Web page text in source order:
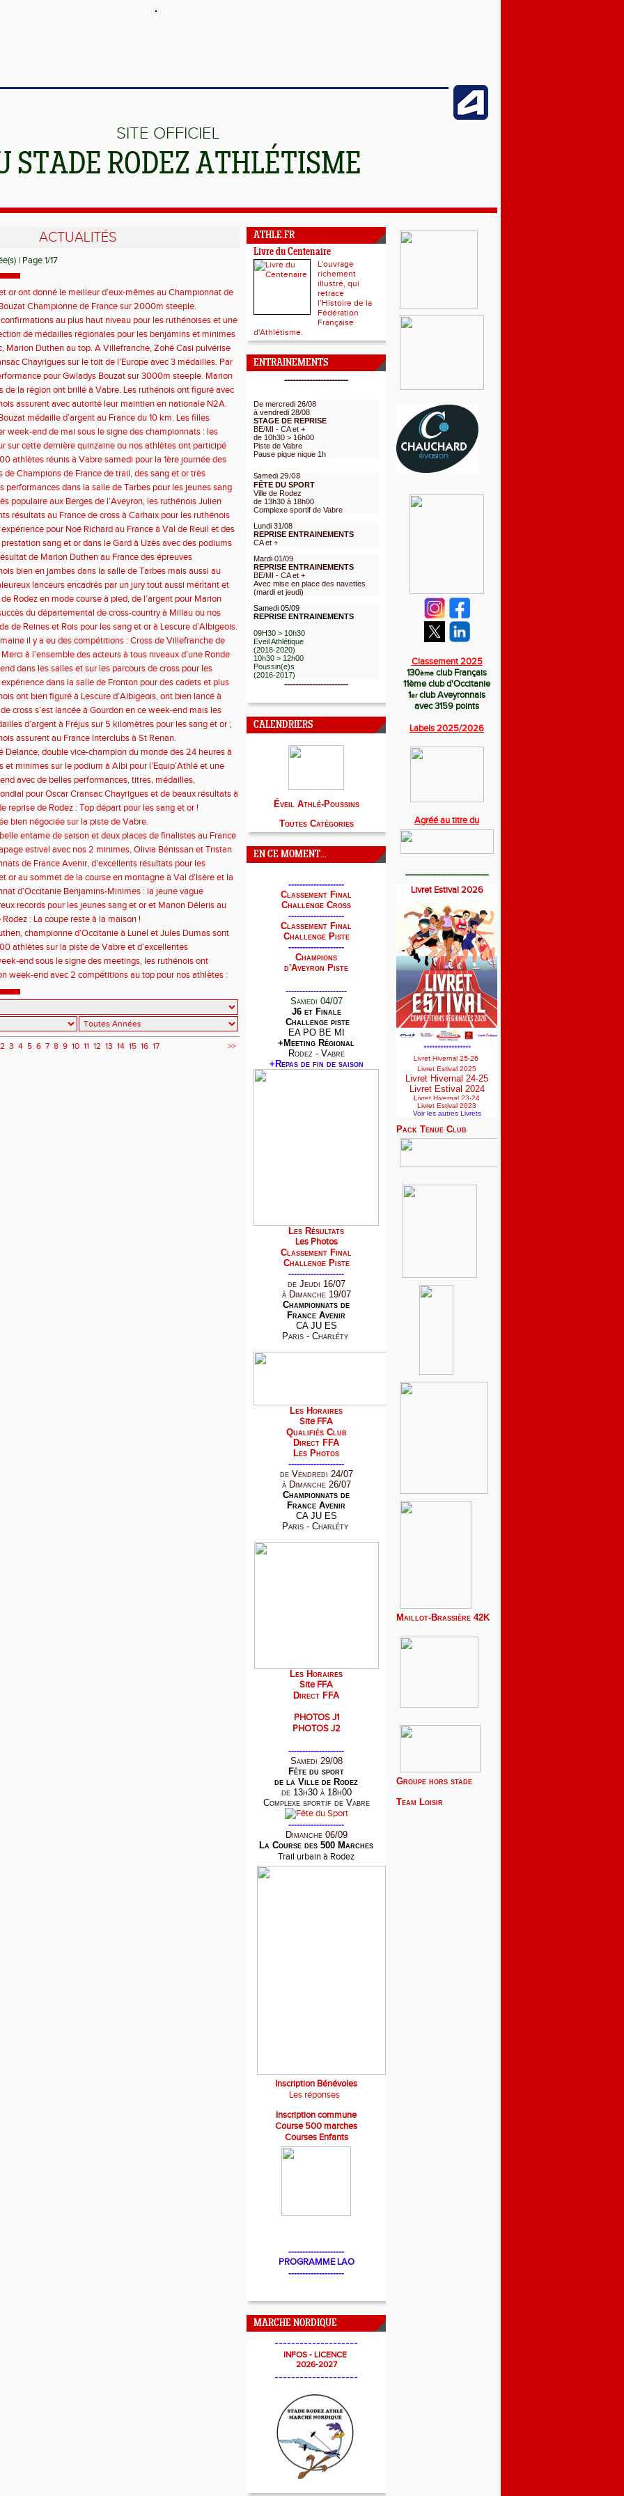
SITE OFFICIEL
STADE RODEZ ATHLÉTISME
ACTUALITÉS
| Page 1/17
or ont donné le meilleur d’eux-mêmes au Championnat de
U18 / U20 / U23.
Championne de France sur 2000m steeple.
au plus haut niveau pour les ruthénoises et une
du challenge avec Nivine Ali Abdallah Djaha qui survole le
de médailles régionales pour les benjamins et minimes
Casi toujours au top. Les ruthénois enchainent les perfs de
en meeting.
Marion Duthen au top. A Villefranche, Zohé Casi pulvérise
disque. Les sang et or ont étalé leur savoir faire tout au
y compris dans l'après course.
Chayrigues sur le toit de l'Europe avec 3 médailles. Par
résultats ont été obtenus par les sang et or tout au
end.
pour Gwladys Bouzat sur 3000m steeple. Marion
rassure. La seconde journée du départemental a permis aux
se mettre en avant.
de la région ont brillé à Vabre. Les ruthénois ont figuré avec
quelques places au bilan régional.
assurent avec autorité leur maintien en nationale N2A.
médaille d’argent au France du 10 km. Les filles
équipes. Benjamins et minimes ruthénois ont assuré
à Millau. Record de l’Aveyron pour Manon Deleris sur 120m.
week-end de mai sous le signe des championnats : les
étaient à Gap au France de Montagne et à Carmaux, 1er tour
Clubs.
sur cette dernière quinzaine ou nos athlètes ont participé
et succès à divers évènements.
athlètes réunis à Vabre samedi pour la 1ère journée des
Aveyron. De très bons résultats et beaucoup de
pour des lendemains qui vont arriver très vite.
de Champions de France de trail, des sang et or très
la piste de Millau et les épreuves sur route confirment les
hivernales.
performances dans la salle de Tarbes pour les jeunes sang
populaire aux Berges de l’Aveyron, les ruthénois Julien
Pauline Teyssèdre s’imposent.
résultats au France de cross à Carhaix pour les ruthénois
Championne d’Occitanie au lancer de poids benjamines.
pour Noé Richard au France à Val de Reuil et des
dents longues à Albi qui promettent.
sang et or dans le Gard à Uzès avec des podiums
ils seront 26 au France !!! Et une belle animation
matin avec le « Pass’Athlé ».
de Marion Duthen au France des épreuves
Trois médailles pour nos lanceurs à Toulouse et nos jeunes
présentes pour la Finale du Challenge.
bien en jambes dans la salle de Tarbes mais aussi au
Affrique.lanceurs encadrés par un jury tout aussi méritant et
finale de cross à la hauteur des espérances.
Rodez en mode course à pied, de l’argent pour Marion
et une belle expérience au haut au-delà de nos
du départemental de cross-country à Millau ou nos
brillé, 17 succès individuels et 9 par équipes.
de Reines et Rois pour les sang et or à Lescure d’Albigeois.
il y a eu des compétitions : Cross de Villefranche de
Meeting Indoor Loire et Volcans à Aubière et bien d’autres
à l’ensemble des acteurs à tous niveaux d’une Ronde
et populaire. Deux premiers billets pour le France de
Un Marathon de Valence record.
dans les salles et sur les parcours de cross pour les
dans la salle de Fronton pour des cadets et plus
résultats un peu partout.
ont bien figuré à Lescure d’Albigeois, ont bien lancé à
et bien couru à Poncharra pour les courses ouvrant les
sélections pour les Europe de cross U20.
cross s’est lancée à Gourdon en ce week-end mais les
un peu partout !
d’argent à Fréjus sur 5 kilomètres pour les sang et or ;
vice championne U20 et les espoirs filles dauphines.
assurent au France Interclubs à St Renan.
Delance, double vice-champion du monde des 24 heures à
M40 et par équipes !!! Bravo !!!
et minimes sur le podium à Albi pour l’Equip’Athlé et une
des membres du club sur les autres lieux de rendez-
end.
avec de belles performances, titres, médailles,
diverses.
pour Oscar Cransac Chayrigues et de beaux résultats à
ce 1er rendez-vous automnal au plan régional, tandis que
brille aux 100 km de Millau.
reprise de Rodez : Top départ pour les sang et or !
bien négociée sur la piste de Vabre.
entame de saison et deux places de finalistes au France
estival avec nos 2 minimes, Olivia Bénissan et Tristan
coupe de France des Ligues à Lens et la délégation de
France de la spécialité à Val d’Isère.
de France Avenir, d’excellents résultats pour les
or au sommet de la course en montagne à Val d’Isère et la
à nos athlètes qui battent de nombreux records.
d’Occitanie Benjamins-Minimes : la jeune vague
brille à Albi et Tristan Delpal s'offre le titre de champion
records pour les jeunes sang et or et Manon Déleris au
de l’Aveyron sur 3000m pour Gwladys Bouzat mais aussi
Delpal sur 120m.
Rodez : La coupe reste à la maison !
championne d'Occitanie à Lunel et Jules Dumas sont
10 français et une finale du challenge départemental
pour les jeunes sang et or.
athlètes sur la piste de Vabre et d’excellentes
avec des ruthénois très présents.
end sous le signe des meetings, les ruthénois ont
week-end avec 2 compétitions au top pour nos athlètes :
2 3 4 5 6 7 8 9 10 11 12 13 14 15 16 17 >>
ATHLE.FR
Livre du Centenaire
L'ouvrage
richement
illustré, qui
retrace
l’Histoire de la
Fédération
Française
d'Athlétisme.
ENTRAINEMENTS
-----------------------
De mercredi 26/08
à vendredi 28/08
STAGE DE REPRISE
BE/MI - CA et +
de 10h30 > 16h00
Piste de Vabre
Pause pique nique 1h
Samedi 29/08
FÊTE DU SPORT
Ville de Rodez
de 13h30 à 18h00
Complexe sportif de Vabre
Lundi 31/08
REPRISE ENTRAINEMENTS
CA et +
Mardi 01/09
REPRISE ENTRAINEMENTS
BE/MI - CA et +
Avec mise en place des navettes
(mardi et jeudi)
Samedi 05/09
REPRISE ENTRAINEMENTS
09H30 > 10h30
Eveil Athlétique
(2018-2020)
10h30 > 12h00
Poussin(e)s
(2016-2017)
-----------------------
CALENDRIERS
Éveil Athlé-Poussins
Toutes Catégories
EN CE MOMENT...
--------------------
Classement Final
Challenge Cross
--------------------
Classement Final
Challenge Piste
--------------------
Champions
d'Aveyron Piste
----------------------
Samedi 04/07
J6 et Finale
Challenge piste
EA PO BE MI
+Meeting Régional
Rodez - Vabre
+Repas de fin de saison
Les Résultats
Les Photos
Classement Final
Challenge Piste
--------------------
de Jeudi 16/07
à Dimanche 19/07
Championnats de
France Avenir
CA JU ES
Paris - Charléty
Les Horaires
Site FFA
Qualifiés Club
Direct FFA
Les Photos
--------------------
de Vendredi 24/07
à Dimanche 26/07
Championnats de
France Avenir
CA JU ES
Paris - Charléty
Les Horaires
Site FFA
Direct FFA
PHOTOS J1
PHOTOS J2
--------------------
Samedi 29/08
Fête du sport
de la Ville de Rodez
de 13h30 à 18h00
Complexe sportif de Vabre
--------------------
Dimanche 06/09
La Course des 500 Marches
Trail urbain à Rodez
Inscription Bénévoles
Les réponses
Inscription commune
Course 500 marches
Courses Enfants
--------------------
PROGRAMME LAO
--------------------
MARCHE NORDIQUE
--------------------
INFOS - LICENCE
2026-2027
--------------------
Classement 2025
130ème club Français
11èmeclub d'Occitanie
1erclub Aveyronnais
avec 3159 points
Labels 2025/2026
Agréé au titre du
_________________
Livret Estival 2026
*****************
Livret Hivernal 25-26
Livret Estival 2025
Livret Hivernal 24-25
Livret Estival 2024
Livret Hivernal 23-24
Livret Estival 2023
Voir les autres Livrets
Pack Tenue Club
Maillot-Brassière 42K
Groupe hors stade
Team Loisir